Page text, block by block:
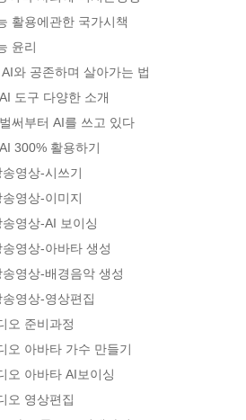
활용에관한 국가시책
윤리
와 공존하며 살아가는 법
도구 다양한 소개
써부터 AI를 쓰고 있다
300% 활용하기
영상-시쓰기
영상-이미지
영상-AI 보이싱
영상-아바타 생성
영상-배경음악 생성
영상-영상편집
오 준비과정
오 아바타 가수 만들기
오 아바타 AI보이싱
오 영상편집